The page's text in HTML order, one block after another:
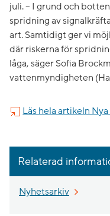
juli. – I grund och
spridning av
art. Samtidigt ger vi
där riskerna för
låga, säger Sofia
vattenmyndigheten
Läs hela artikeln
Relaterad
Nyhetsarkiv